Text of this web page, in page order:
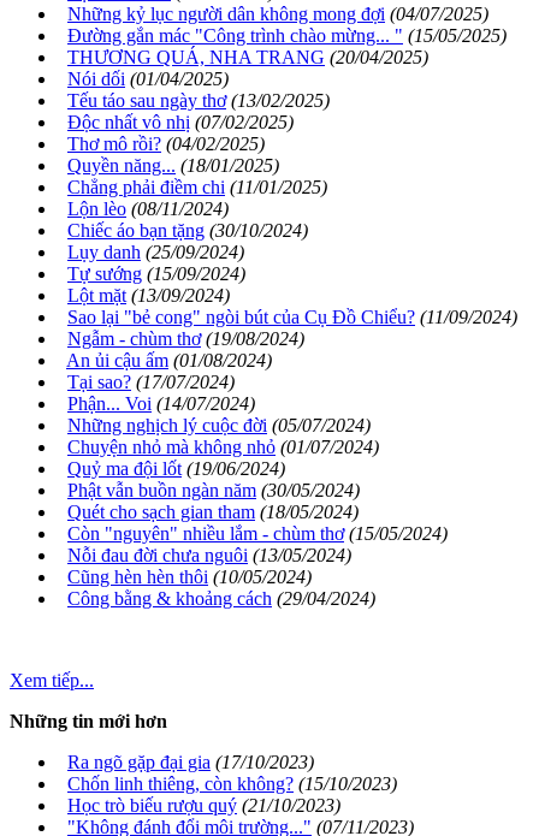
Những kỷ lục người dân không mong đợi (04/07/2025)
Đường gắn mác "Công trình chào mừng... " (15/05/2025)
THƯƠNG QUÁ, NHA TRANG (20/04/2025)
Nói dối (01/04/2025)
Tếu táo sau ngày thơ (13/02/2025)
Độc nhất vô nhị (07/02/2025)
Thơ mô rồi? (04/02/2025)
Quyền năng... (18/01/2025)
Chẳng phải điềm chi (11/01/2025)
Lộn lèo (08/11/2024)
Chiếc áo bạn tặng (30/10/2024)
Lụy danh (25/09/2024)
Tự sướng (15/09/2024)
Lột mặt (13/09/2024)
Sao lại "bẻ cong" ngòi bút của Cụ Đồ Chiểu? (11/09/2024)
Ngẫm - chùm thơ (19/08/2024)
An ủi cậu ấm (01/08/2024)
Tại sao? (17/07/2024)
Phận... Voi (14/07/2024)
Những nghịch lý cuộc đời (05/07/2024)
Chuyện nhỏ mà không nhỏ (01/07/2024)
Quỷ ma đội lốt (19/06/2024)
Phật vẫn buồn ngàn năm (30/05/2024)
Quét cho sạch gian tham (18/05/2024)
Còn "nguyên" nhiều lắm - chùm thơ (15/05/2024)
Nỗi đau đời chưa nguôi (13/05/2024)
Cũng hèn hèn thôi (10/05/2024)
Công bằng & khoảng cách (29/04/2024)
Xem tiếp...
Những tin mới hơn
Ra ngõ gặp đại gia (17/10/2023)
Chốn linh thiêng, còn không? (15/10/2023)
Học trò biếu rượu quý (21/10/2023)
"Không đánh đổi môi trường..." (07/11/2023)